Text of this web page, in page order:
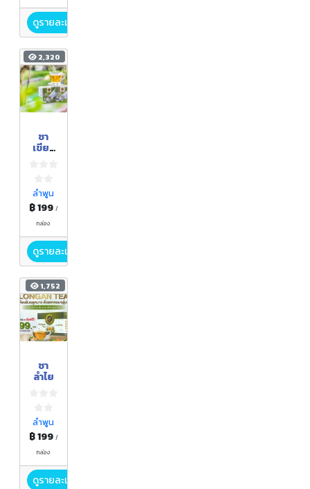
ดูรายละเอียด
2,320
ชา
เขียว
ลำพูน
฿ 199 /
กล่อง
ดูรายละเอียด
1,752
ชา
ลำไย
ลำพูน
฿ 199 /
กล่อง
ดูรายละเอียด